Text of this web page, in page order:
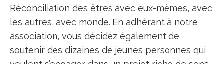
Réconciliation des êtres avec eux-mêmes, avec
les autres, avec monde. En adhérant à notre
association, vous décidez également de
soutenir des dizaines de jeunes personnes qui